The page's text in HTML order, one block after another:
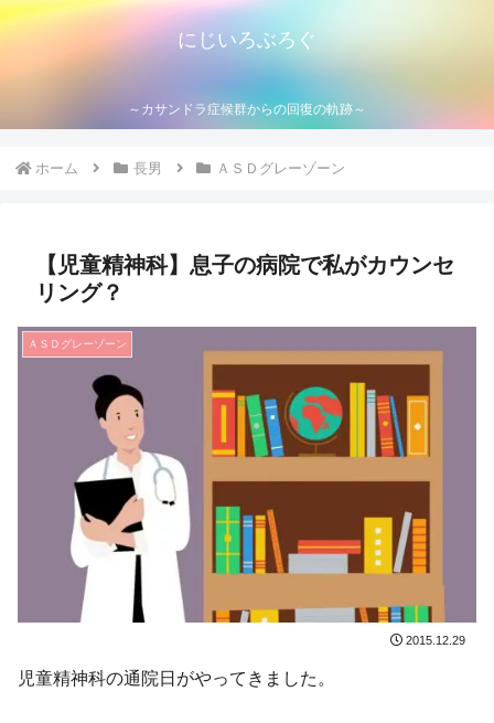
にじいろぶろぐ
～カサンドラ症候群からの回復の軌跡～
ホーム 長男 ＡＳＤグレーゾーン
【児童精神科】息子の病院で私がカウンセ
リング？
ＡＳＤグレーゾーン
2015.12.29
児童精神科の通院日がやってきました。